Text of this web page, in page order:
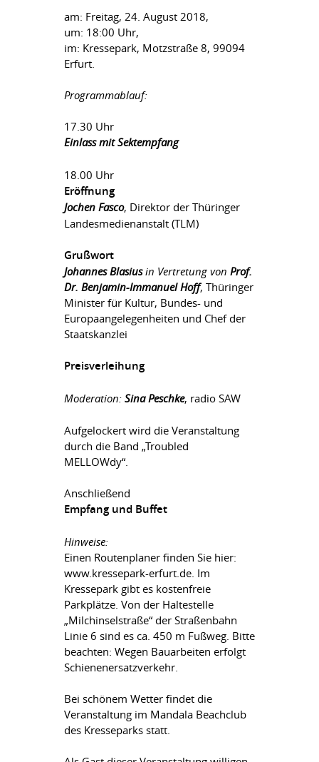
am: Freitag, 24. August 2018,
um: 18:00 Uhr,
im: Kressepark, Motzstraße 8, 99094
Erfurt.
Programmablauf:
17.30 Uhr
Einlass mit Sektempfang
18.00 Uhr
Eröffnung
Jochen Fasco, Direktor der Thüringer
Landesmedienanstalt (TLM)
Grußwort
Johannes Blasiusin Vertretung von Prof.
Dr. Benjamin-Immanuel Hoff, Thüringer
Minister für Kultur, Bundes- und
Europaangelegenheiten und Chef der
Staatskanzlei
Preisverleihung
Moderation: Sina Peschke, radio SAW
Aufgelockert wird die Veranstaltung
durch die Band „Troubled
MELLOWdy“.
Anschließend
Empfang und Buffet
Hinweise:
Einen Routenplaner finden Sie hier:
www.kressepark-erfurt.de. Im
Kressepark gibt es kostenfreie
Parkplätze. Von der Haltestelle
„Milchinselstraße“ der Straßenbahn
Linie 6 sind es ca. 450 m Fußweg. Bitte
beachten: Wegen Bauarbeiten erfolgt
Schienenersatzverkehr.
Bei schönem Wetter findet die
Veranstaltung im Mandala Beachclub
des Kresseparks statt.